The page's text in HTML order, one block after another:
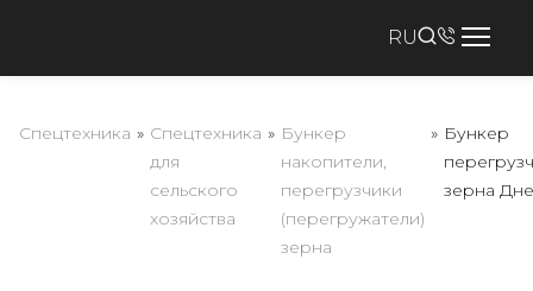
RU
Спецтехника » Спецтехника
для
сельского
хозяйства
» Бункер
накопители,
перегрузчики
(перегружатели)
зерна
» Бункер
зерна